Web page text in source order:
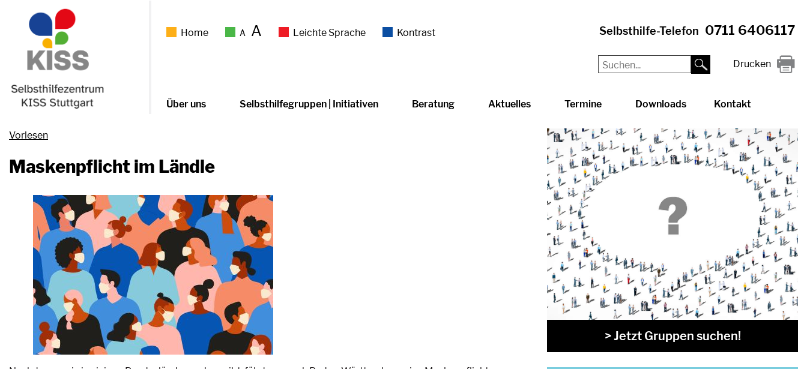
Home A A Leichte Sprache Kontrast Selbsthilfe-Telefon 0711 6406117
Drucken
Über uns Selbsthilfegruppen | Initiativen Beratung Aktuelles Termine Downloads Kontakt
Vorlesen
Maskenpflicht im Ländle
> Jetzt Gruppen suchen!